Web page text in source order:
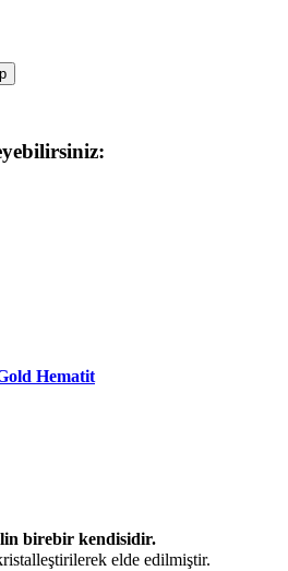
Hematit
birebir kendisidir.
elde edilmiştir.